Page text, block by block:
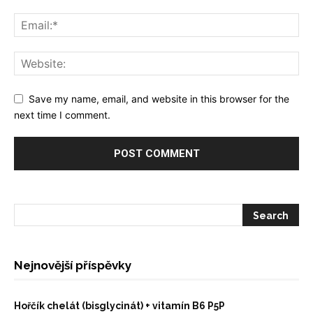
Save my name, email, and website in this browser for the
next time I comment.
Nejnovější příspěvky
Hořčík chelát (bisglycinát) + vitamín B6 P5P